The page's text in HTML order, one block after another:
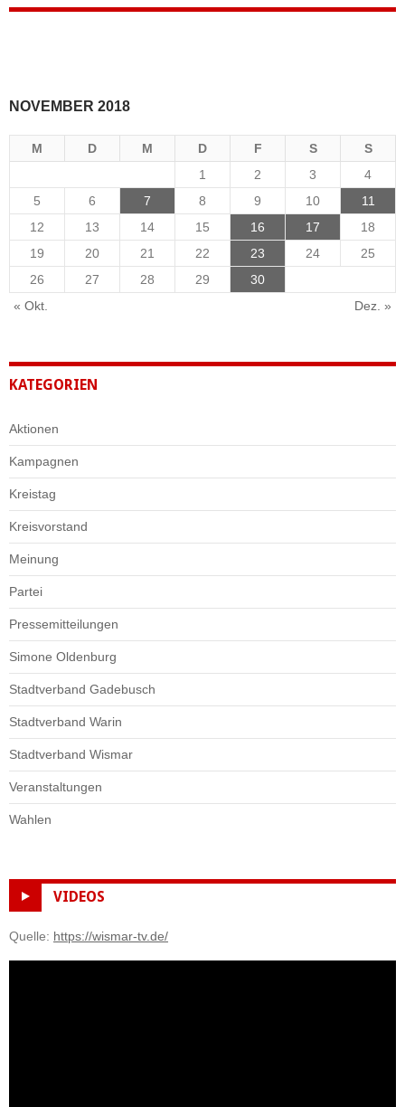
NOVEMBER 2018
M D M D F S
S
1
2 3
4
5
6 7 8 9 10
11
12
13 14 15 16 17
18
19
20 21 22 23 24
25
26
27 28 29
30
« Okt.
Dez. »
KATEGORIEN
Aktionen
Kampagnen
Kreistag
Kreisvorstand
Meinung
Partei
Pressemitteilungen
Simone Oldenburg
Stadtverband Gadebusch
Stadtverband Warin
Stadtverband Wismar
Veranstaltungen
Wahlen
VIDEOS
Quelle: https://wismar-tv.de/